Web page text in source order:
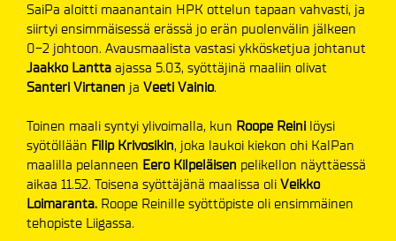
SaiPa aloitti maanantain HPK ottelun tapaan vahvasti, ja
siirtyi ensimmäisessä erässä jo erän puolenvälin jälkeen
0-2 johtoon. Avausmaalista vastasi ykkösketjua johtanut
Jaakko Lantta ajassa 5.03, syöttäjinä maaliin olivat
Santeri Virtanen ja Veeti Vainio.
Toinen maali syntyi ylivoimalla, kun Roope Reini löysi
syötöllään Filip Krivosikin, joka laukoi kiekon ohi KalPan
maalilla pelanneen Eero Kilpeläisen pelikellon näyttäessä
aikaa 11.52. Toisena syöttäjänä maalissa oli Veikko
Loimaranta. Roope Reinille syöttöpiste oli ensimmäinen
tehopiste Liigassa.